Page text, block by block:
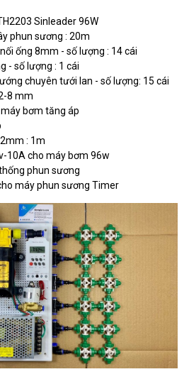
Sinleader 96W
phun sương : 20m
ống 8mm - số lượng : 14 cái
- số lượng : 1 cái
chuyên tưới lan - số lượng: 15 cái
8 mm
bơm tăng áp
: 1m
10A cho máy bơm 96w
phun sương
máy phun sương Timer